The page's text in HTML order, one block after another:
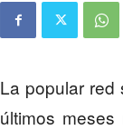
La popular
últimos